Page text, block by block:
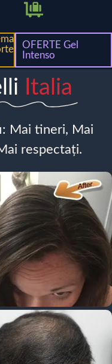
OFERTE Gel
Intenso
Italia
Mai tineri, Mai
respectați.